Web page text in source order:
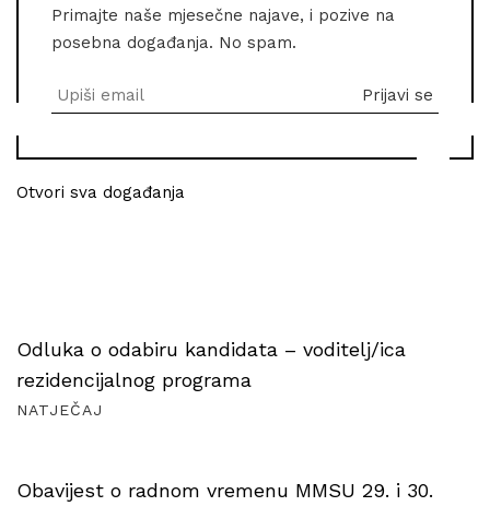
Primajte naše mjesečne najave, i pozive na
posebna događanja. No spam.
Otvori sva događanja
Odluka o odabiru kandidata – voditelj/ica
rezidencijalnog programa
NATJEČAJ
Obavijest o radnom vremenu MMSU 29. i 30.